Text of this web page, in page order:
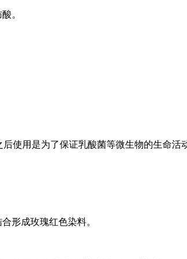
。
使用是为了保证乳酸菌等微生物的生命
形成玫瑰红色染料。